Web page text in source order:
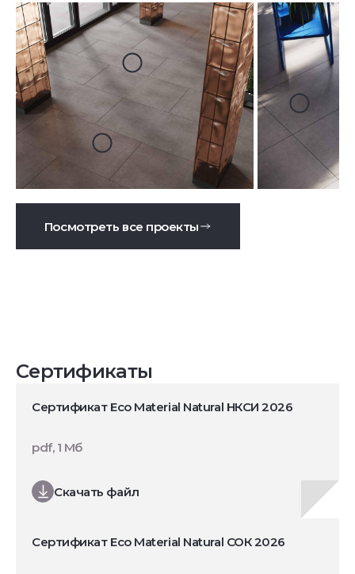
Посмотреть все проекты
Сертификаты
Сертификат Eco Material Natural НКСИ 2026
Скачать файл
pdf, 1 Мб
Сертификат Eco Material Natural СОК 2026